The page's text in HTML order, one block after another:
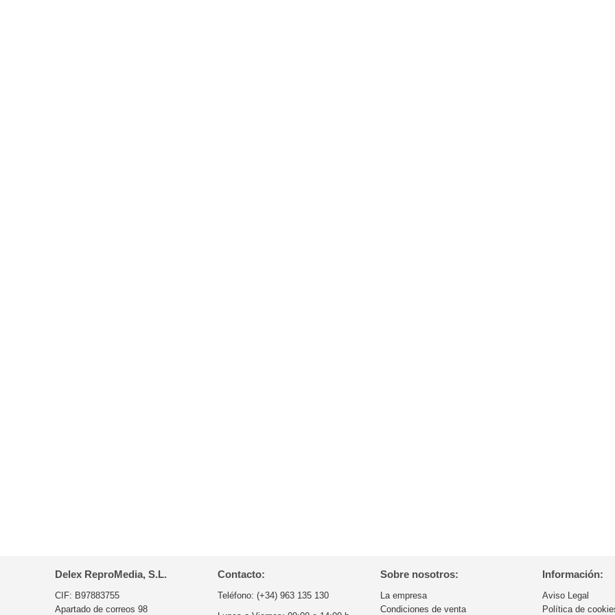
Delex ReproMedia, S.L.
CIF: B97883755
Apartado de correos 98
Contacto:
Teléfono: (+34) 963 135 130
Sobre nosotros:
La empresa
Condiciones de venta
Información:
Aviso Legal
Política de